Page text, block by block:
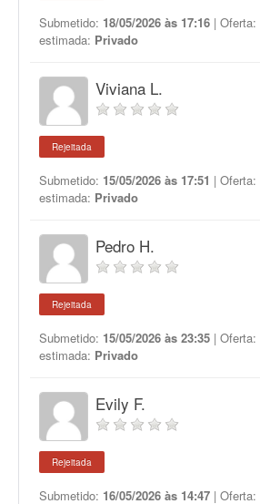
Submetido: 18/05/2026 às 17:16 | Oferta:
estimada: Privado
Viviana L.
Rejeitada
Submetido: 15/05/2026 às 17:51 | Oferta:
estimada: Privado
Pedro H.
Rejeitada
Submetido: 15/05/2026 às 23:35 | Oferta:
estimada: Privado
Evily F.
Rejeitada
Submetido: 16/05/2026 às 14:47 | Oferta: